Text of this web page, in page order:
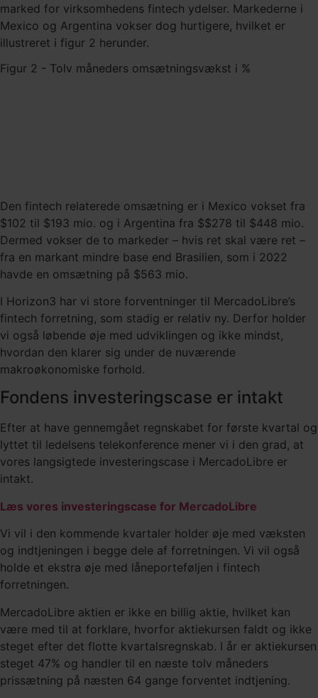
marked for virksomhedens fintech ydelser. Markederne i
Mexico og Argentina vokser dog hurtigere, hvilket er
illustreret i figur 2 herunder.
Figur 2 - Tolv måneders omsætningsvækst i %
Den fintech relaterede omsætning er i Mexico vokset fra
$102 til $193 mio. og i Argentina fra $$278 til $448 mio.
Dermed vokser de to markeder – hvis ret skal være ret –
fra en markant mindre base end Brasilien, som i 2022
havde en omsætning på $563 mio.
I Horizon3 har vi store forventninger til MercadoLibre’s
fintech forretning, som stadig er relativ ny. Derfor holder
vi også løbende øje med udviklingen og ikke mindst,
hvordan den klarer sig under de nuværende
makroøkonomiske forhold.
Fondens investeringscase er intakt
Efter at have gennemgået regnskabet for første kvartal og
lyttet til ledelsens telekonference mener vi i den grad, at
vores langsigtede investeringscase i MercadoLibre er
intakt.
Læs vores investeringscase for MercadoLibre
Vi vil i den kommende kvartaler holder øje med væksten
og indtjeningen i begge dele af forretningen. Vi vil også
holde et ekstra øje med låneporteføljen i fintech
forretningen.
MercadoLibre aktien er ikke en billig aktie, hvilket kan
være med til at forklare, hvorfor aktiekursen faldt og ikke
steget efter det flotte kvartalsregnskab. I år er aktiekursen
steget 47% og handler til en næste tolv måneders
prissætning på næsten 64 gange forventet indtjening.